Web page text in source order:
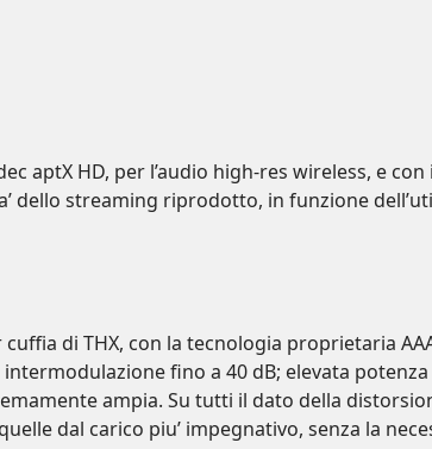
aptX HD, per l’audio high-res wireless, e
dello streaming riprodotto, in funzione
di THX, con la tecnologia proprietaria
fino a 40 dB; elevata
ampia. Su tutti il dato della
dal carico piu’ impegnativo, senza la